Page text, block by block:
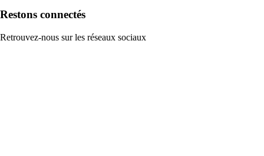
Restons connectés
Retrouvez-nous sur les réseaux sociaux